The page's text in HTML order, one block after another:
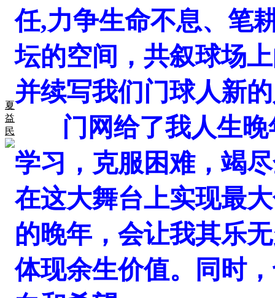
夏
益
民
任,力争生命不息、笔
坛的空间，共叙球场
并续写我们门球人新
门网给了我人生晚
学习，克服困难，竭
在这大舞台上实现最
的晚年，会让我其乐
体现余生价值。同时